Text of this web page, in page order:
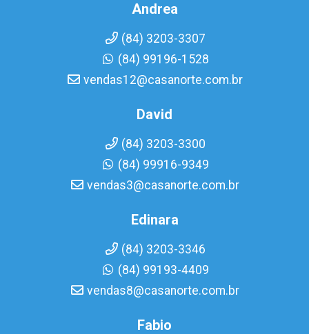
Andrea
(84) 3203-3307
(84) 99196-1528
vendas12@casanorte.com.br
David
(84) 3203-3300
(84) 99916-9349
vendas3@casanorte.com.br
Edinara
(84) 3203-3346
(84) 99193-4409
vendas8@casanorte.com.br
Fabio